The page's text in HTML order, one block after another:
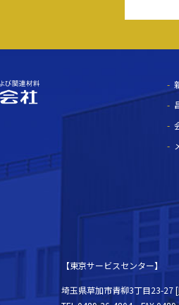
【東京サービスセンター】
埼玉県草加市青柳3丁目23-27 [